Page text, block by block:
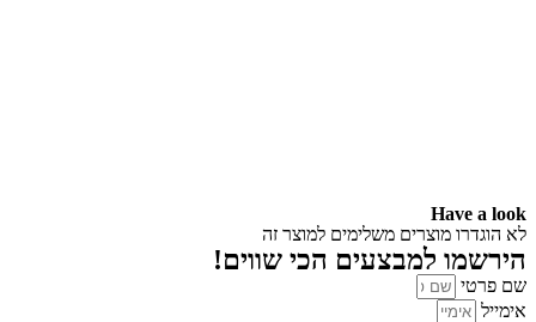
Have a look
לא הוגדרו מוצרים משלימים למוצר זה
הירשמו למבצעים הכי שווים!
שם פרטי
אימייל